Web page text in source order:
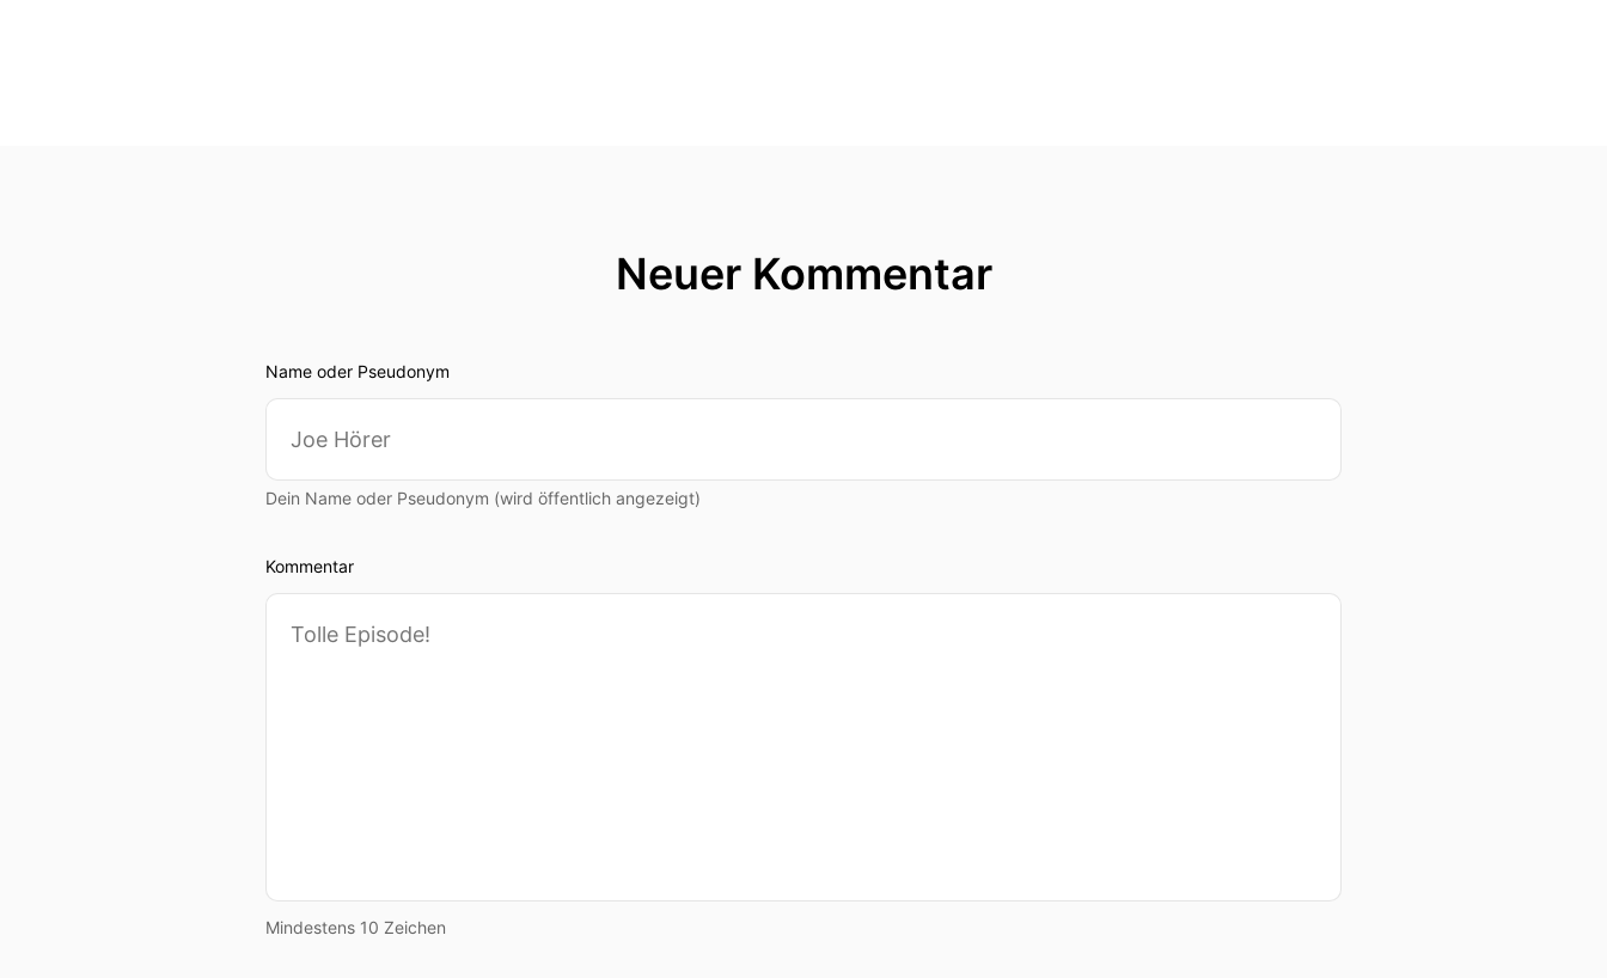
Neuer Kommentar
Name oder Pseudonym
Dein Name oder Pseudonym (wird öffentlich angezeigt)
Kommentar
Mindestens 10 Zeichen